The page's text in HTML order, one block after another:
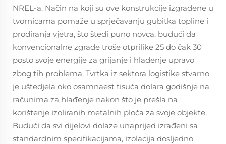
NREL-a. Način na koji su ove konstrukcije izgrađene u
tvornicama pomaže u sprječavanju gubitka topline i
prodiranja vjetra, što štedi puno novca, budući da
konvencionalne zgrade troše otprilike 25 do čak 30
posto svoje energije za grijanje i hlađenje upravo
zbog tih problema. Tvrtka iz sektora logistike stvarno
je uštedjela oko osamnaest tisuća dolara godišnje na
računima za hlađenje nakon što je prešla na
korištenje izoliranih metalnih ploča za svoje objekte.
Budući da svi dijelovi dolaze unaprijed izrađeni sa
standardnim specifikacijama, izolacija dosljedno